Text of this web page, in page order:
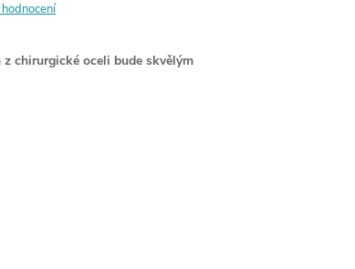
chirurgické oceli bude skvělým